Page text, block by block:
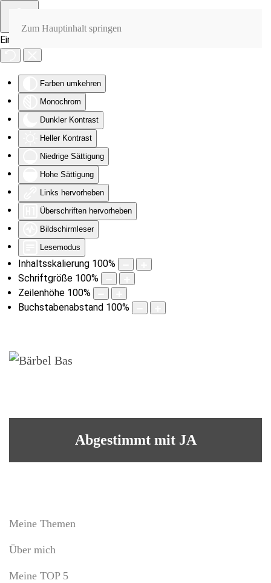
Eingabehilfen öffnen
Farben umkehren
Monochrom
Dunkler Kontrast
Heller Kontrast
Niedrige Sättigung
Hohe Sättigung
Links hervorheben
Überschriften hervorheben
Bildschirmleser
Lesemodus
Inhaltsskalierung 100%
Schriftgröße 100%
Zeilenhöhe 100%
Buchstabenabstand 100%
Zum Hauptinhalt springen
Abgestimmt mit JA
Meine Themen
Über mich
Meine TOP 5